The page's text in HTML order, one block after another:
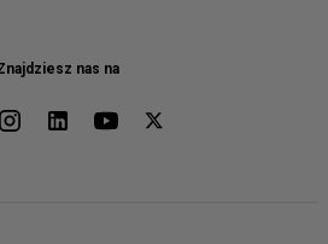
nas na